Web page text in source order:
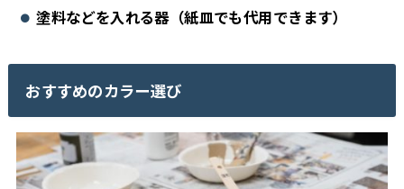
塗料などを入れる器（紙皿でも代用できます）
おすすめのカラー選び